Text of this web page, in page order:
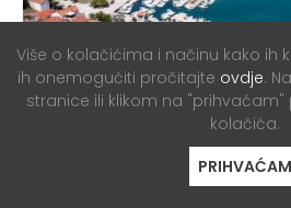
ZEMLJIŠTE
Z270-Veli Iž, prvi
1288m2+304m2
Više o kolačićima i načinu kako ih
ih onemogućiti pročitajte ovdje.
stranice ili klikom na "prihvaćam"
kolačića.
PRIHVAĆAM